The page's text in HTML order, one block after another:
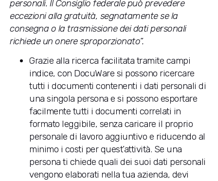
personali. Il Consiglio federale può prevedere
eccezioni alla gratuità, segnatamente se la
consegna o la trasmissione dei dati personali
richiede un onere sproporzionato”.
Grazie alla ricerca facilitata tramite campi
indice, con DocuWare si possono ricercare
tutti i documenti contenenti i dati personali di
una singola persona e si possono esportare
facilmente tutti i documenti correlati in
formato leggibile, senza caricare il proprio
personale di lavoro aggiuntivo e riducendo al
minimo i costi per quest’attività. Se una
persona ti chiede quali dei suoi dati personali
vengono elaborati nella tua azienda, devi